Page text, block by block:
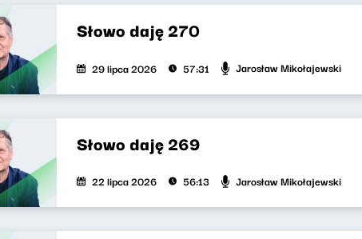
Słowo daję 270
29 lipca 2026 57:31 Jarosław Mikołajewski
Słowo daję 269
22 lipca 2026 56:13 Jarosław Mikołajewski